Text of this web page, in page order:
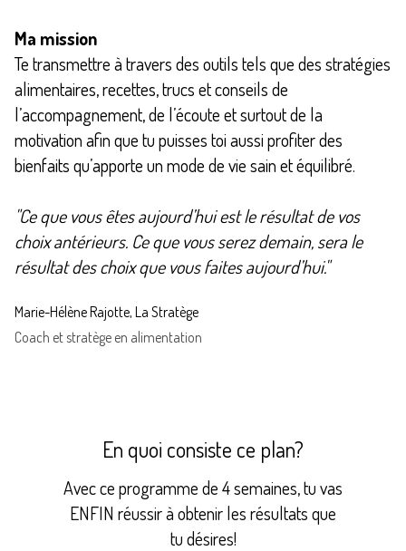
Ma mission
Te transmettre à travers des outils tels que des stratégies
alimentaires, recettes, trucs et conseils de
l’accompagnement, de l’écoute et surtout de la
motivation afin que tu puisses toi aussi profiter des
bienfaits qu’apporte un mode de vie sain et équilibré.
"Ce que vous êtes aujourd’hui est le résultat de vos
choix antérieurs. Ce que vous serez demain, sera le
résultat des choix que vous faites aujourd’hui."
Marie-Hélène Rajotte, La Stratège
Coach et stratège en alimentation
En quoi consiste ce plan?
Avec ce programme de 4 semaines, tu vas
ENFIN réussir à obtenir les résultats que
tu désires!